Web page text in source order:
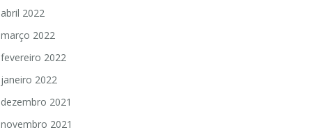
abril 2022
março 2022
fevereiro 2022
janeiro 2022
dezembro 2021
novembro 2021